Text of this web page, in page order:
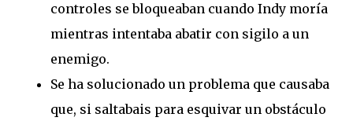
controles se bloqueaban cuando Indy moría
mientras intentaba abatir con sigilo a un
enemigo.
Se ha solucionado un problema que causaba
que, si saltabais para esquivar un obstáculo